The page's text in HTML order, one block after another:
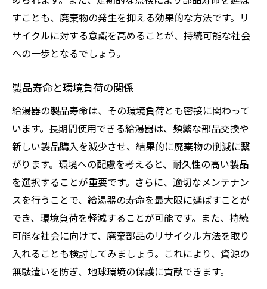
省エネ部品の選び方と交換タイミング
交換による省エネ効果の具体例
交換部品による性能向上の実例
省エネ対策としての部品交換
環境に優しい交換部品の選定
給湯器専門業者によるメンテナンスの利点と選
び方
専門業者の選び方と依頼時のポイント
プロによる点検のメリット
業者が提供するメンテナンスサービスの内
容
信頼できる業者を見つける方法
業者に依頼する際の注意点
すことも、廃棄物の発生を抑える効果的な方法です。リ
サイクルに対する意識を高めることが、持続可能な社会
への一歩となるでしょう。
製品寿命と環境負荷の関係
給湯器の製品寿命は、その環境負荷とも密接に関わって
います。長期間使用できる給湯器は、頻繁な部品交換や
新しい製品購入を減少させ、結果的に廃棄物の削減に繋
がります。環境への配慮を考えると、耐久性の高い製品
を選択することが重要です。さらに、適切なメンテナン
スを行うことで、給湯器の寿命を最大限に延ばすことが
でき、環境負荷を軽減することが可能です。また、持続
可能な社会に向けて、廃棄部品のリサイクル方法を取り
入れることも検討してみましょう。これにより、資源の
無駄遣いを防ぎ、地球環境の保護に貢献できます。